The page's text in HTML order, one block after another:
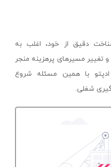
دقیق از خود، اغلب به
تغییر مسیرهای پرهزینه منجر
با همین مسئله شروع
شغلی.